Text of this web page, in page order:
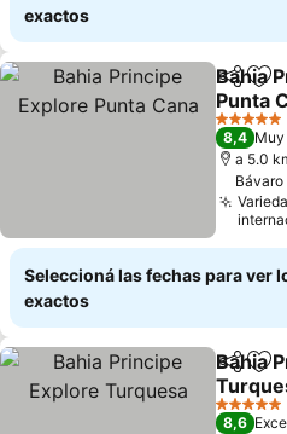
exactos
Bahia
Punta
5 Estrellas
8,4
a 5.0
Bávaro
Seleccioná las fechas para ver
exactos
Bahia
5 Estrellas
8,6